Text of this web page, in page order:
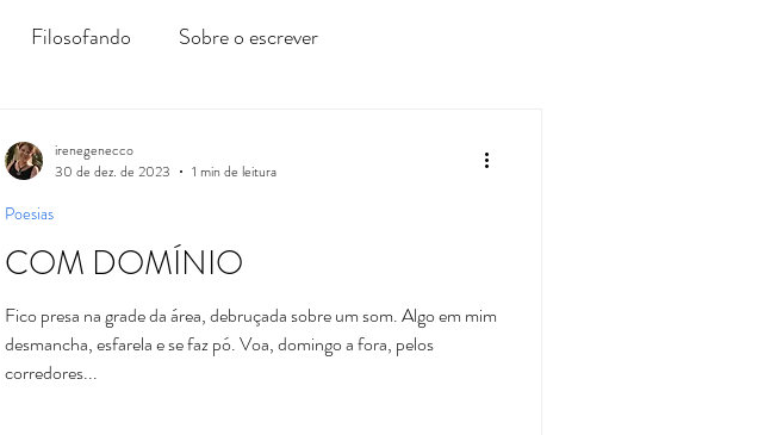
Filosofando Sobre o escrever
COM DOMÍNIO
Fico presa na grade da área, debruçada sobre um som. Algo em mim
desmancha, esfarela e se faz pó. Voa, domingo a fora, pelos
corredores...
Poesias
irenegenecco
30 de dez. de 2023
1 min de leitura